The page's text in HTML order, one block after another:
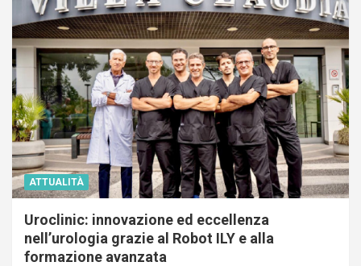
ATTUALITÀ
Uroclinic: innovazione ed eccellenza
nell’urologia grazie al Robot ILY e alla
formazione avanzata